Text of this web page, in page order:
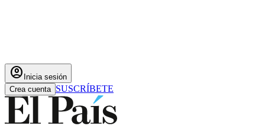
account_circle Inicia sesión
Crea cuenta SUSCRÍBETE